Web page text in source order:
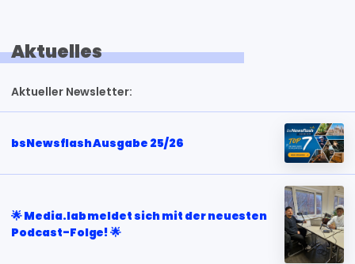
Aktuelles
Aktueller Newsletter:
bsNewsflash Ausgabe 25/26
🌟 Media.lab meldet sich mit der neuesten
Podcast-Folge! 🌟